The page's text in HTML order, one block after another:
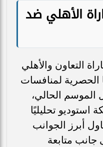
الأهلي ضد
التعاون والأهلي
لمنافسات
الحالي،
استوديو تحليليًا
أبرز الجوانب
جانب متابعة